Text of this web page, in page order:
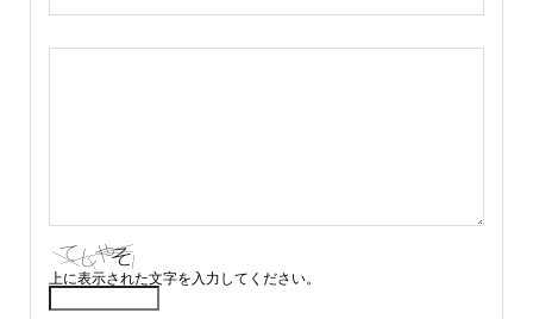
上に表示された文字を入力してください。